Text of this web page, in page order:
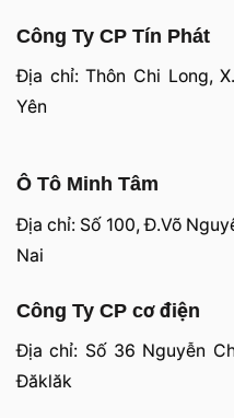
Công Ty CP Tín Phát
Địa chỉ: Thôn Chi Long,
Yên
Ô Tô Minh Tâm
Địa chỉ: Số 100, Đ.Võ
Nai
Công Ty CP cơ điện
Địa chỉ: Số 36 Nguyễn
Đăklăk